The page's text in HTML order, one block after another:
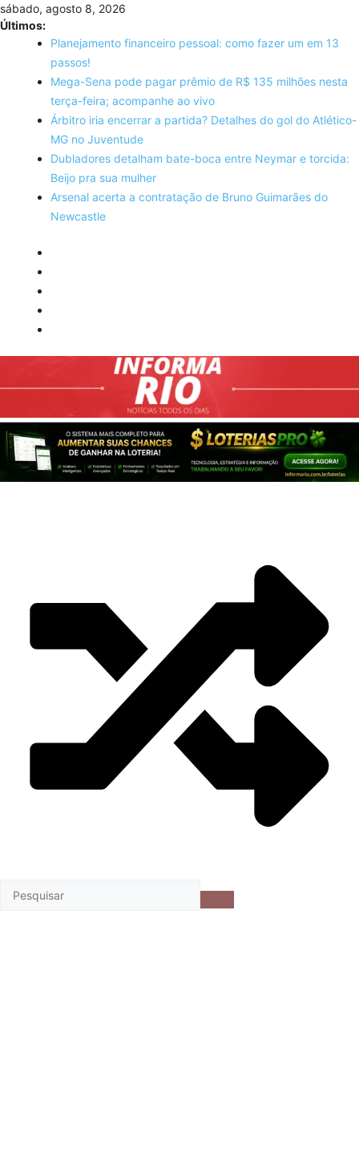
Skip
to
content
sábado, agosto 8, 2026
Últimos:
Planejamento financeiro pessoal: como fazer um em 13
passos!
Mega-Sena pode pagar prêmio de R$ 135 milhões nesta
terça-feira; acompanhe ao vivo
Árbitro iria encerrar a partida? Detalhes do gol do Atlético-
MG no Juventude
Dubladores detalham bate-boca entre Neymar e torcida:
Beijo pra sua mulher
Arsenal acerta a contratação de Bruno Guimarães do
Newcastle